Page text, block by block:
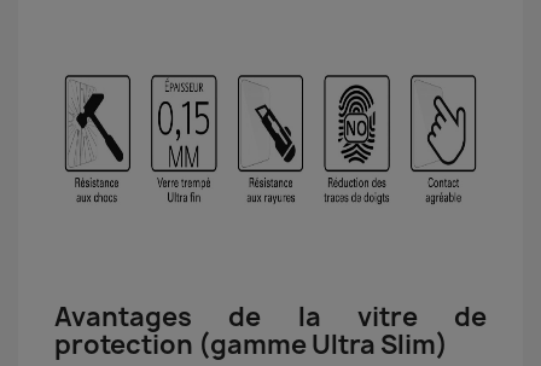
Avantages de la vitre de
protection (gamme Ultra Slim)